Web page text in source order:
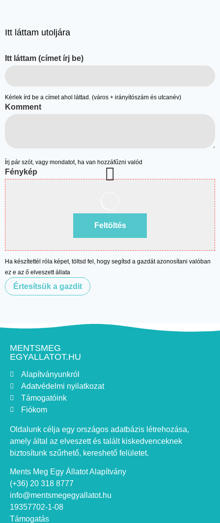
Itt láttam utoljára
Itt láttam (címet írj be)
Kérlek írd be a címet ahol láttad. (város + irányítószám és utcanév)
Komment
Írj pár szót, vagy mondatot, ha van hozzáfűzni valód
Fénykép
Feltöltés
Ha készítettél róla képet, töltsd fel, hogy segítsd a gazdát azonosítani valóban
ez e az ő elveszett állata
Értesítsük a gazdit
MENTSMEG
EGYALLATOT.HU
Alapítványunkról
Adatvédelmi nyilatkozat
Támogatóink
Fiókom
Oldalunk célja egy országos adatbázis létrehozása,
amely által az elveszett és talált kiskedvenceknek
biztosítunk szűrhető, kereshető felületet.
Ments Meg Egy Állatot Alapítvány
(+36) 20 318 8777
info@mentsmegegyallatot.hu
19357702-1-08
Támogatás